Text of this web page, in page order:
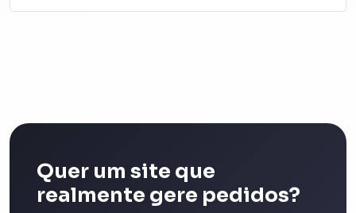
Quer um site que
realmente gere pedidos?